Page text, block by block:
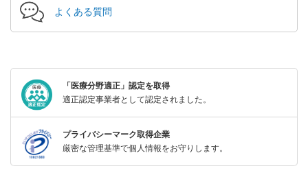
よくある質問
「医療分野適正」認定を取得
適正認定事業者として認定されました。
プライバシーマーク取得企業
厳密な管理基準で個人情報をお守りします。